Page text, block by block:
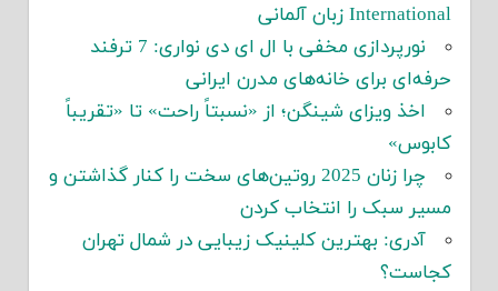
International زبان آلمانی
نورپردازی مخفی با ال ای دی نواری: 7 ترفند
حرفه‌ای برای خانه‌های مدرن ایرانی
اخذ ویزای شینگن؛ از «نسبتاً راحت» تا «تقریباً
کابوس»
چرا زنان 2025 روتین‌های سخت را کنار گذاشتن و
مسیر سبک را انتخاب کردن
آدری: بهترین کلینیک زیبایی در شمال تهران
کجاست؟